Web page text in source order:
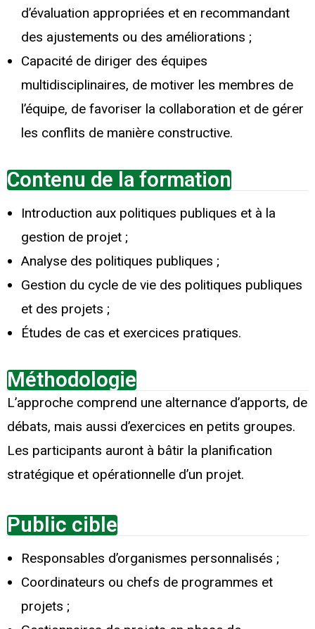
d’évaluation appropriées et en recommandant
des ajustements ou des améliorations ;
Capacité de diriger des équipes
multidisciplinaires, de motiver les membres de
l’équipe, de favoriser la collaboration et de gérer
les conflits de manière constructive.
Contenu de la formation
Introduction aux politiques publiques et à la
gestion de projet ;
Analyse des politiques publiques ;
Gestion du cycle de vie des politiques publiques
et des projets ;
Études de cas et exercices pratiques.
Méthodologie
L’approche comprend une alternance d’apports, de
débats, mais aussi d’exercices en petits groupes.
Les participants auront à bâtir la planification
stratégique et opérationnelle d’un projet.
Public cible
Responsables d’organismes personnalisés ;
Coordinateurs ou chefs de programmes et
projets ;